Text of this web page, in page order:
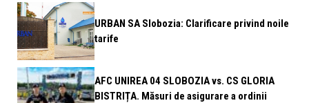
URBAN SA Slobozia: Clarificare privind noile
tarife
AFC UNIREA 04 SLOBOZIA vs. CS GLORIA
BISTRIȚA. Măsuri de asigurare a ordinii